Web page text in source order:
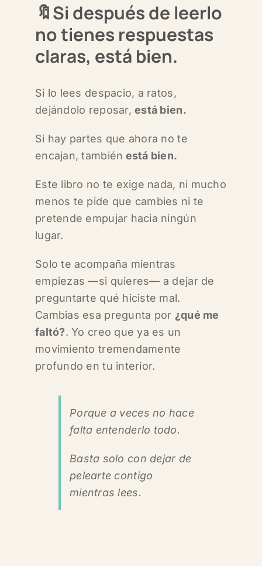
🔖Si después de leerlo
no tienes respuestas
claras, está bien.
Si lo lees despacio, a ratos,
dejándolo reposar,está bien.
Si hay partes que ahora no te
encajan, también está bien.
Este libro no te exige nada, ni mucho
menos te pide que cambies ni te
pretende empujar hacia ningún
lugar.
Solo te acompaña mientras
empiezas —si quieres— a dejar de
preguntarte qué hiciste mal.
Cambias esa pregunta por ¿qué me
faltó?. Yo creo que ya es un
movimiento tremendamente
profundo en tu interior.
Porque a veces no hace
falta entenderlo todo.
Basta solo con dejar de
pelearte contigo
mientras lees.